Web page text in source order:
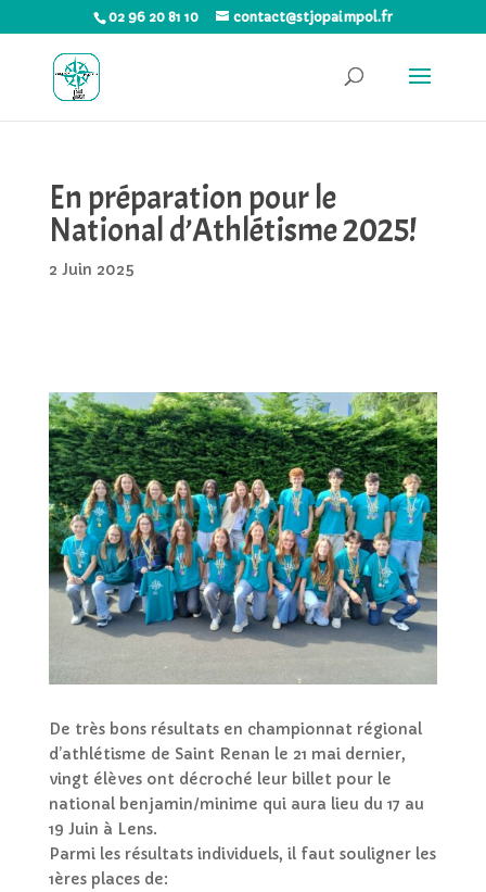
02 96 20 81 10 contact@stjopaimpol.fr
En préparation pour le
National d’Athlétisme 2025!
2 Juin 2025
De très bons résultats en championnat régional
d’athlétisme de Saint Renan le 21 mai dernier,
vingt élèves ont décroché leur billet pour le
national benjamin/minime qui aura lieu du 17 au
19 Juin à Lens.
Parmi les résultats individuels, il faut souligner les
1ères places de: